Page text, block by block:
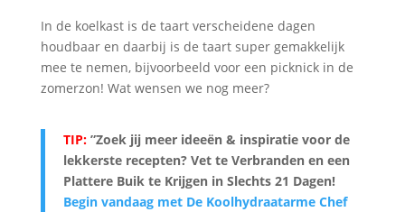
In de koelkast is de taart verscheidene dagen
houdbaar en daarbij is de taart super gemakkelijk
mee te nemen, bijvoorbeeld voor een picknick in de
zomerzon! Wat wensen we nog meer?
TIP:”Zoek jij meer ideeën & inspiratie voor de
lekkerste recepten? Vet te Verbranden en een
Plattere Buik te Krijgen in Slechts 21 Dagen!
Begin vandaag met De Koolhydraatarme Chef